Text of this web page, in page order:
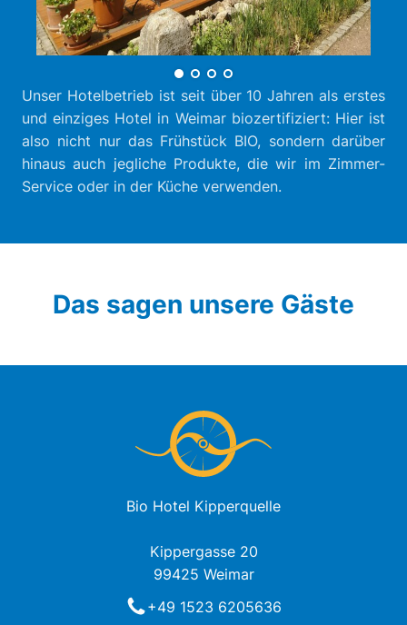
Unser Hotelbetrieb ist seit über 10 Jahren als erstes
und einziges Hotel in Weimar biozertifiziert: Hier ist
also nicht nur das Frühstück BIO, sondern darüber
hinaus auch jegliche Produkte, die wir im Zimmer-
Service oder in der Küche verwenden.
Das sagen unsere Gäste
Bio Hotel Kipperquelle
Kippergasse 20
99425 Weimar
+49 1523 6205636